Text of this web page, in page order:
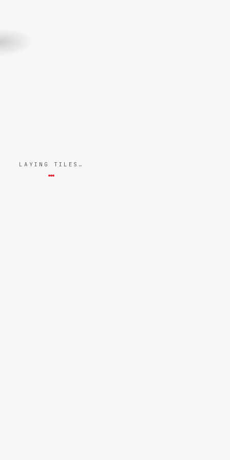
LAYING TILES…